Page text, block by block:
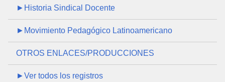
►Historia Sindical Docente
►Movimiento Pedagógico Latinoamericano
OTROS ENLACES/PRODUCCIONES
►Ver todos los registros